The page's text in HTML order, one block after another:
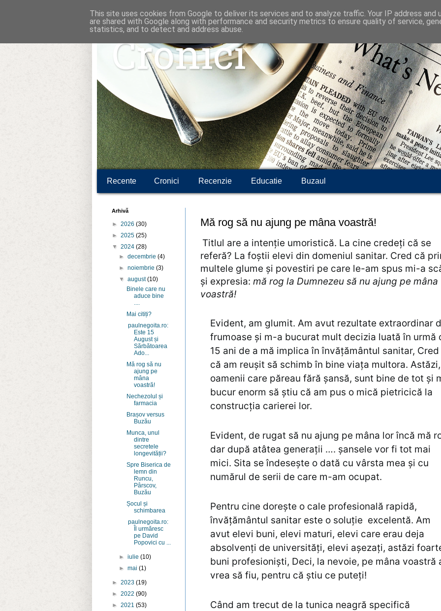
Cronici
Recente Cronici Recenzie Educatie Buzaul
Mă rog să nu ajung pe mâna voastră!
Titlul are a intenție umoristică. La cine credeți că se
referă? La foștii elevi din domeniul sanitar. Cred că
multele glume și povestiri pe care le-am spus mi-a
și expresia: mă rog la Dumnezeu să nu ajung pe mâna
voastră!
Evident, am glumit. Am avut rezultate extraordinar
frumoase și m-a bucurat mult decizia luată în urmă
15 ani de a mă implica în învățământul sanitar, Cred
că am reușit să schimb în bine viața multora. Astăzi,
oamenii care păreau fără șansă, sunt bine de tot și
bucur enorm să știu că am pus o mică pietricică la
construcția carierei lor.
Evident, de rugat să nu ajung pe mâna lor încă mă
dar după atâtea generații …. șansele vor fi tot mai
mici. Sita se îndesește o dată cu vârsta mea și cu
numărul de serii de care m-am ocupat.
Pentru cine dorește o cale profesională rapidă,
învățământul sanitar este o soluție excelentă. Am
avut elevi buni, elevi maturi, elevi care erau deja
absolvenți de universități, elevi așezați, astăzi
buni profesioniști, Deci, la nevoie, pe mâna voastră
vrea să fiu, pentru că știu ce puteți!
Când am trecut de la tunica neagră specifică
Arhivă
► 2026 (30)
► 2025 (25)
▼ 2024 (28)
►decembrie(4)
►noiembrie(3)
▼august(10)
Binele care nu
aduce bine
....
Mai citiți?
paulnegoita.ro:
Este 15
August și
Sărbătoarea
Ado...
Mă rog să nu
ajung pe
mâna
voastră!
Nechezolul și
farmacia
Brașov versus
Buzău
Munca, unul
dintre
secretele
longevității?
Spre Biserica de
lemn din
Runcu,
Pârscov,
Buzău
Șocul și
schimbarea
paulnegoita.ro:
Îl urmăresc
pe David
Popovici cu ...
►iulie(10)
►mai(1)
► 2023 (19)
► 2022 (90)
► 2021 (53)
This site uses cookies from Google to deliver its services and to analyze traffic. Your IP address and
are shared with Google along with performance and security metrics to ensure quality of service,
statistics, and to detect and address abuse.